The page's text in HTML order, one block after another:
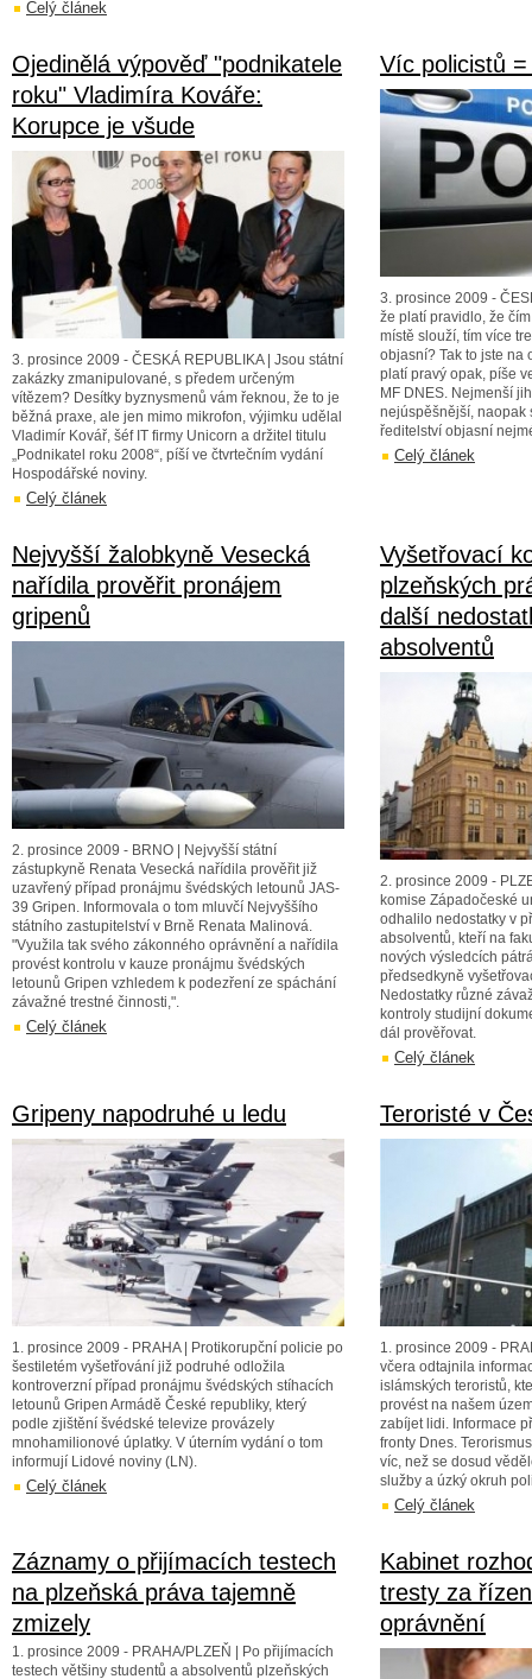
Celý článek
Ojedinělá výpověď "podnikatele
roku" Vladimíra Kováře:
Korupce je všude
3. prosince 2009 - ČESKÁ REPUBLIKA | Jsou státní
zakázky zmanipulované, s předem určeným
vítězem? Desítky byznysmenů vám řeknou, že to je
běžná praxe, ale jen mimo mikrofon, výjimku udělal
Vladimír Kovář, šéf IT firmy Unicorn a držitel titulu
„Podnikatel roku 2008“, píší ve čtvrtečním vydání
Hospodářské noviny.
Celý článek
Víc policistů
3. prosince 2009 -
že platí pravidlo, že
místě slouží, tím více
objasní? Tak to jste na
platí pravý opak, píše
MF DNES. Nejmenší
nejúspěšnější, naopak
ředitelství objasní
Celý článek
Nejvyšší žalobkyně Vesecká
nařídila prověřit pronájem
gripenů
2. prosince 2009 - BRNO | Nejvyšší státní
zástupkyně Renata Vesecká nařídila prověřit již
uzavřený případ pronájmu švédských letounů JAS-
39 Gripen. Informovala o tom mluvčí Nejvyššího
státního zastupitelství v Brně Renata Malinová.
"Využila tak svého zákonného oprávnění a nařídila
provést kontrolu v kauze pronájmu švédských
letounů Gripen vzhledem k podezření ze spáchání
závažné trestné činnosti,".
Celý článek
Vyšetřovací
plzeňských
další
absolventů
2. prosince 2009 -
komise Západočeské
odhalilo nedostatky v
absolventů, kteří na
nových výsledcích
předsedkyně
Nedostatky různé
kontroly studijní
dál prověřovat.
Celý článek
Gripeny napodruhé u ledu
1. prosince 2009 - PRAHA | Protikorupční policie po
šestiletém vyšetřování již podruhé odložila
kontroverzní případ pronájmu švédských stíhacích
letounů Gripen Armádě České republiky, který
podle zjištění švédské televize provázely
mnohamilionové úplatky. V úterním vydání o tom
informují Lidové noviny (LN).
Celý článek
Teroristé v
1. prosince 2009 -
včera odtajnila
islámských teroristů,
provést na našem
zabíjet lidi. Informace
fronty Dnes.
víc, než se dosud
služby a úzký okruh
Celý článek
Záznamy o přijímacích testech
na plzeňská práva tajemně
zmizely
1. prosince 2009 - PRAHA/PLZEŇ | Po přijímacích
testech většiny studentů a absolventů plzeňských
Kabinet
tresty za
oprávnění